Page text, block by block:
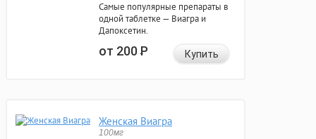
Самые популярные препараты в
одной таблетке — Виагра и
Дапоксетин.
от 200Р Купить
Женская Виагра
100мг